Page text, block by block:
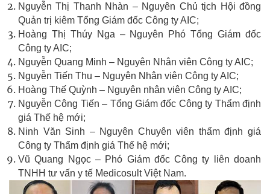
Nguyễn Thị Thanh Nhàn – Nguyên Chủ tịch Hội đồng
Quản trị kiêm Tổng Giám đốc Công ty AIC;
Hoàng Thị Thúy Nga – Nguyên Phó Tổng Giám đốc
Công ty AIC;
Nguyễn Quang Minh – Nguyên Nhân viên Công ty AIC;
Nguyễn Tiến Thu – Nguyên Nhân viên Công ty AIC;
Hoàng Thế Quỳnh – Nguyên nhân viên Công ty AIC;
Nguyễn Công Tiến – Tổng Giám đốc Công ty Thẩm định
giá Thế hệ mới;
Ninh Văn Sinh – Nguyên Chuyên viên thẩm định giá
Công ty Thẩm định giá Thế hệ mới;
Vũ Quang Ngọc – Phó Giám đốc Công ty liên doanh
TNHH tư vấn y tế Medicosult Việt Nam.